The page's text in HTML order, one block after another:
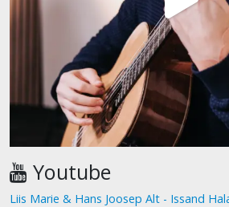
Youtube
Liis Marie & Hans Joosep Alt - Issand